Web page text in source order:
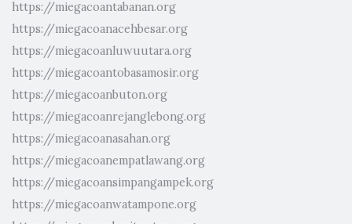
https://miegacoantabanan.org
https://miegacoanacehbesar.org
https://miegacoanluwuutara.org
https://miegacoantobasamosir.org
https://miegacoanbuton.org
https://miegacoanrejanglebong.org
https://miegacoanasahan.org
https://miegacoanempatlawang.org
https://miegacoansimpangampek.org
https://miegacoanwatampone.org